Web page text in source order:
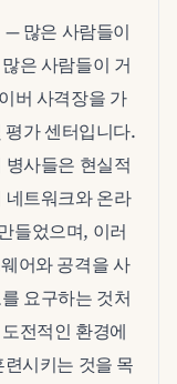
— 많은 사람들이
은 사람들이 거
버 사격장을 가
가 센터입니다.
사들은 현실적
네트워크와 온라
들었으며, 이러
어와 공격을 사
요구하는 것처
전적인 환경에
시키는 것을 목